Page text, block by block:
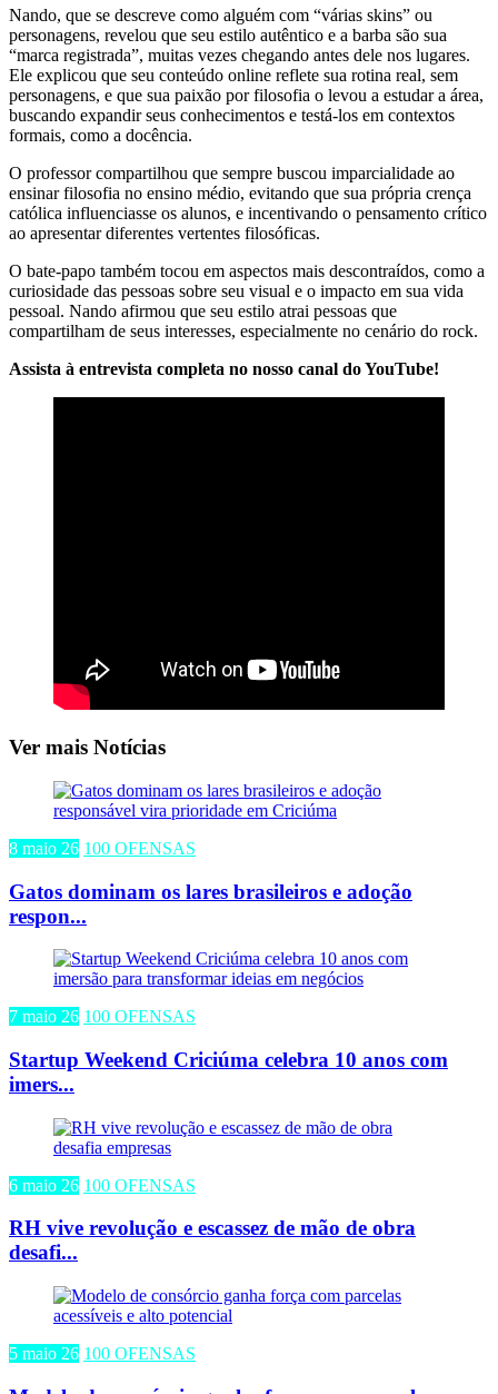
Nando, que se descreve como alguém com “várias skins” ou
personagens, revelou que seu estilo autêntico e a barba são sua
“marca registrada”, muitas vezes chegando antes dele nos lugares.
Ele explicou que seu conteúdo online reflete sua rotina real, sem
personagens, e que sua paixão por filosofia o levou a estudar a área,
buscando expandir seus conhecimentos e testá-los em contextos
formais, como a docência.
O professor compartilhou que sempre buscou imparcialidade ao
ensinar filosofia no ensino médio, evitando que sua própria crença
católica influenciasse os alunos, e incentivando o pensamento crítico
ao apresentar diferentes vertentes filosóficas.
O bate-papo também tocou em aspectos mais descontraídos, como a
curiosidade das pessoas sobre seu visual e o impacto em sua vida
pessoal. Nando afirmou que seu estilo atrai pessoas que
compartilham de seus interesses, especialmente no cenário do rock.
Assista à entrevista completa no nosso canal do YouTube!
Ver mais Notícias
8 maio 26 100 OFENSAS
Gatos dominam os lares brasileiros e adoção
respon...
7 maio 26 100 OFENSAS
Startup Weekend Criciúma celebra 10 anos com
imers...
6 maio 26 100 OFENSAS
RH vive revolução e escassez de mão de obra
desafi...
5 maio 26 100 OFENSAS